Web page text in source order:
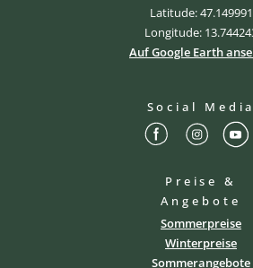
Latitude: 47.149991
Longitude:
Auf Google Earth
Social Media
Preise &
Angebote
Sommerpreise
Winterpreise
Sommerangebote